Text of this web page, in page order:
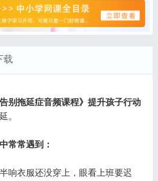
载
别拖延症音频课程》提升孩子行动
。
常常遇到：
响衣服还没穿上，眼看上班要迟